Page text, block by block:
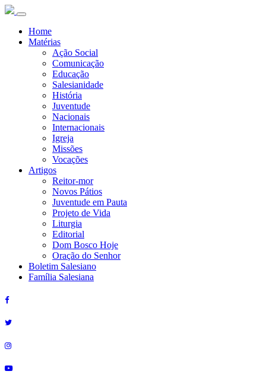
Home
Matérias
Ação Social
Comunicação
Educação
Salesianidade
História
Juventude
Nacionais
Internacionais
Igreja
Missões
Vocações
Artigos
Reitor-mor
Novos Pátios
Juventude em Pauta
Projeto de Vida
Liturgia
Editorial
Dom Bosco Hoje
Oração do Senhor
Boletim Salesiano
Família Salesiana